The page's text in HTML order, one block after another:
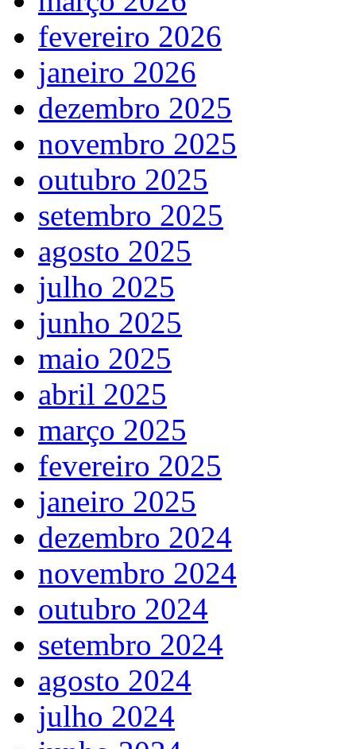
fevereiro 2026
janeiro 2026
dezembro 2025
novembro 2025
outubro 2025
setembro 2025
agosto 2025
julho 2025
junho 2025
maio 2025
abril 2025
março 2025
fevereiro 2025
janeiro 2025
dezembro 2024
novembro 2024
outubro 2024
setembro 2024
agosto 2024
julho 2024